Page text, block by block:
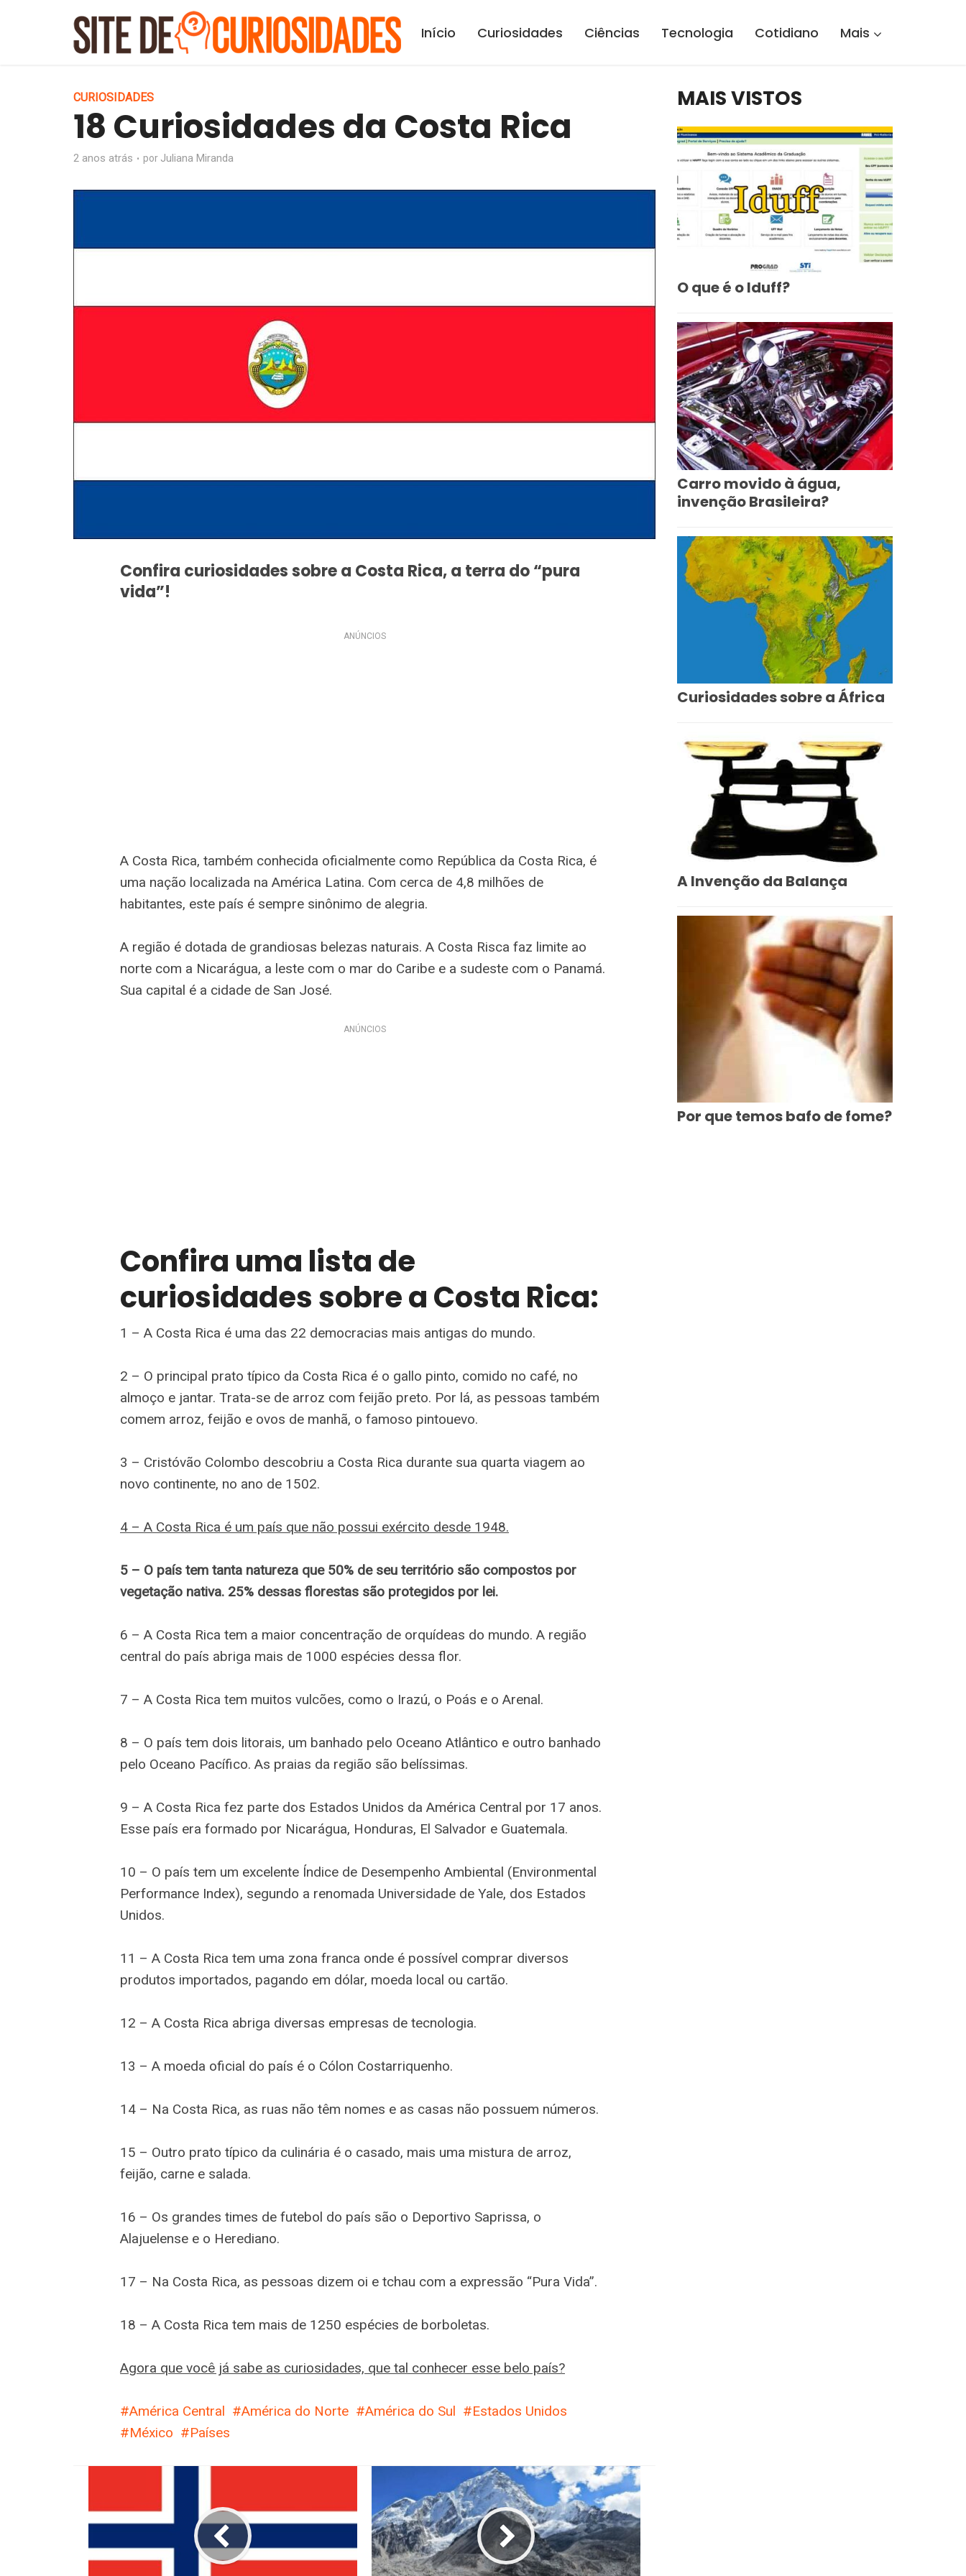
Início Curiosidades Ciências Tecnologia Cotidiano Mais
CURIOSIDADES
18 Curiosidades da Costa Rica
2 anos atrás por Juliana Miranda
Confira curiosidades sobre a Costa Rica, a terra do “pura
vida”!
ANÚNCIOS
A Costa Rica, também conhecida oficialmente como República da Costa Rica, é
uma nação localizada na América Latina. Com cerca de 4,8 milhões de
habitantes, este país é sempre sinônimo de alegria.
A região é dotada de grandiosas belezas naturais. A Costa Risca faz limite ao
norte com a Nicarágua, a leste com o mar do Caribe e a sudeste com o Panamá.
Sua capital é a cidade de San José.
ANÚNCIOS
Confira uma lista de
curiosidades sobre a Costa Rica:
1 – A Costa Rica é uma das 22 democracias mais antigas do mundo.
2 – O principal prato típico da Costa Rica é o gallo pinto, comido no café, no
almoço e jantar. Trata-se de arroz com feijão preto. Por lá, as pessoas também
comem arroz, feijão e ovos de manhã, o famoso pintouevo.
3 – Cristóvão Colombo descobriu a Costa Rica durante sua quarta viagem ao
novo continente, no ano de 1502.
4 – A Costa Rica é um país que não possui exército desde 1948.
5 – O país tem tanta natureza que 50% de seu território são compostos por
vegetação nativa. 25% dessas florestas são protegidos por lei.
6 – A Costa Rica tem a maior concentração de orquídeas do mundo. A região
central do país abriga mais de 1000 espécies dessa flor.
7 – A Costa Rica tem muitos vulcões, como o Irazú, o Poás e o Arenal.
8 – O país tem dois litorais, um banhado pelo Oceano Atlântico e outro banhado
pelo Oceano Pacífico. As praias da região são belíssimas.
9 – A Costa Rica fez parte dos Estados Unidos da América Central por 17 anos.
Esse país era formado por Nicarágua, Honduras, El Salvador e Guatemala.
10 – O país tem um excelente Índice de Desempenho Ambiental (Environmental
Performance Index), segundo a renomada Universidade de Yale, dos Estados
Unidos.
11 – A Costa Rica tem uma zona franca onde é possível comprar diversos
produtos importados, pagando em dólar, moeda local ou cartão.
12 – A Costa Rica abriga diversas empresas de tecnologia.
13 – A moeda oficial do país é o Cólon Costarriquenho.
14 – Na Costa Rica, as ruas não têm nomes e as casas não possuem números.
15 – Outro prato típico da culinária é o casado, mais uma mistura de arroz,
feijão, carne e salada.
16 – Os grandes times de futebol do país são o Deportivo Saprissa, o
Alajuelense e o Herediano.
17 – Na Costa Rica, as pessoas dizem oi e tchau com a expressão “Pura Vida”.
18 – A Costa Rica tem mais de 1250 espécies de borboletas.
Agora que você já sabe as curiosidades, que tal conhecer esse belo país?
América Central América do Norte América do Sul
Estados Unidos
México
Países
MAIS VISTOS
O que é o Iduff?
Carro movido à água,
invenção Brasileira?
Curiosidades sobre a África
A Invenção da Balança
Por que temos bafo de fome?